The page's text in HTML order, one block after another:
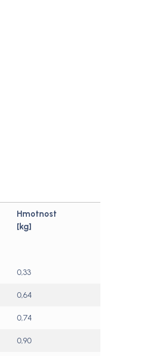
Hmotnost
[kg]
0,33
0,64
0,74
0,90